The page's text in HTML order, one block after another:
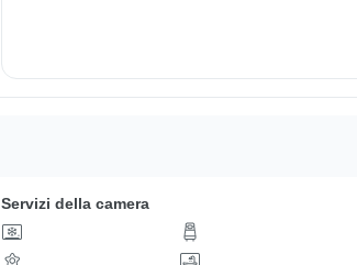
Servizi della camera